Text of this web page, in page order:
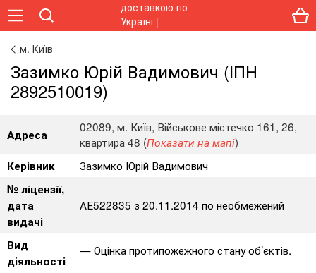
м. Київ
Зазимко Юрій Вадимович (ІПН
2892510019)
Адреса
02089, м. Київ, Військове містечко 161, 26,
квартира 48 (Показати на мапі)
Керівник
Зазимко Юрій Вадимович
№ ліцензії,
дата
видачі
АЕ522835 з 20.11.2014 по необмежений
Вид
діяльності
Оцінка протипожежного стану об’єктів.